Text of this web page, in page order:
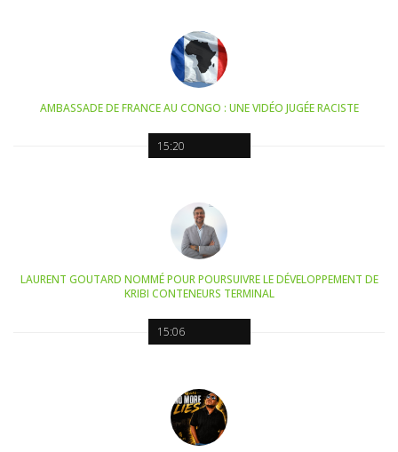
15:20
AMBASSADE DE FRANCE AU CONGO : UNE VIDÉO JUGÉE RACISTE
15:06
LAURENT GOUTARD NOMMÉ POUR POURSUIVRE LE DÉVELOPPEMENT DE
KRIBI CONTENEURS TERMINAL